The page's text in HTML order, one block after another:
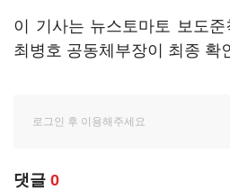
이 기사는 뉴스토마토 보도
최병호 공동체부장이 최종 확
댓글 0